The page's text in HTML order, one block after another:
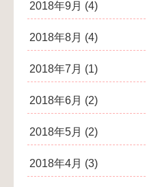
2018年9月 (4)
2018年8月 (4)
2018年7月 (1)
2018年6月 (2)
2018年5月 (2)
2018年4月 (3)